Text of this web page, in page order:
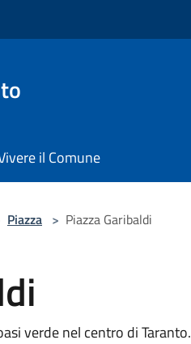
il Comune
Piazza > Piazza Garibaldi
verde nel centro di Taranto.